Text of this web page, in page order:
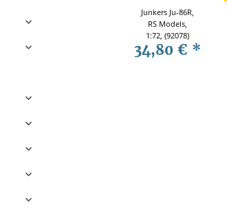
Junkers Ju-86R,
RS Models,
1:72, (92078)
34,80 € *